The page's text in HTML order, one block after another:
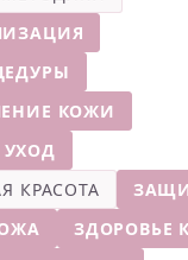
КОЖИ
КРАСОТА
ЗДОРОВЬЕ